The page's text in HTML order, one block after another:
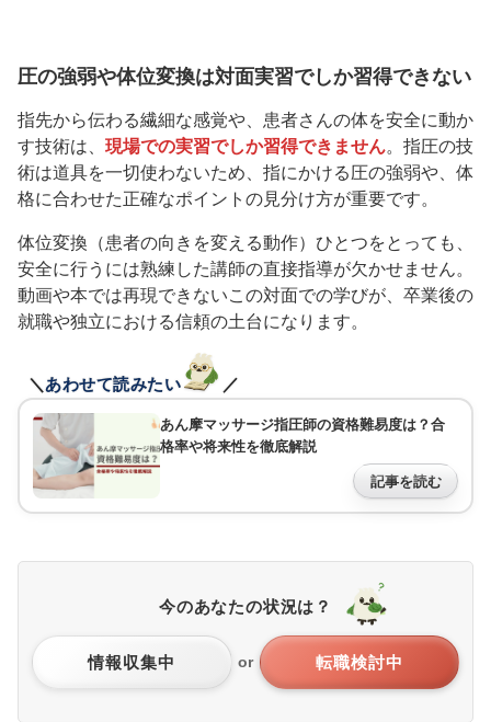
圧の強弱や体位変換は対面実習でしか習得できない
指先から伝わる繊細な感覚や、患者さんの体を安全に動か
す技術は、 現場での実習でしか習得できません。指圧の技
術は道具を一切使わないため、指にかける圧の強弱や、体
格に合わせた正確なポイントの見分け方が重要です。
体位変換（患者の向きを変える動作）ひとつをとっても、
安全に行うには熟練した講師の直接指導が欠かせません。
動画や本では再現できないこの対面での学びが、卒業後の
就職や独立における信頼の土台になります。
＼あわせて読みたい ／
あん摩マッサージ指圧師の資格難易度は？合
格率や将来性を徹底解説
記事を読む
今のあなたの状況は？
情報収集中 or 転職検討中